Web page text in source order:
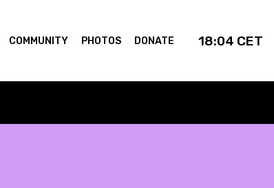
COMMUNITY PHOTOS DONATE 18:04 CET